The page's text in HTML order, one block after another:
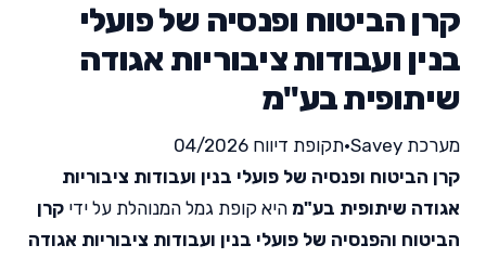
קרן הביטוח ופנסיה של פועלי
בנין ועבודות ציבוריות אגודה
שיתופית בע"מ
מערכת Savey •תקופת דיווח 04/2026
קרן הביטוח ופנסיה של פועלי בנין ועבודות ציבוריות
אגודה שיתופית בע"מ היא קופת גמל המנוהלת על ידי קרן
הביטוח והפנסיה של פועלי בנין ועבודות ציבוריות אגודה